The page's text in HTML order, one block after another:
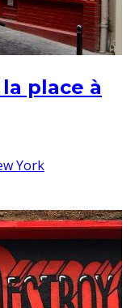
place à
York